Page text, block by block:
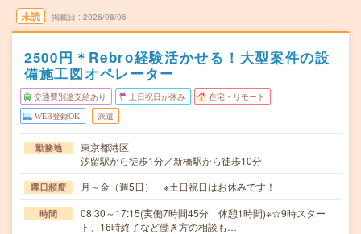
未読 掲載日 2026/08/06
2500円＊Rebro経験活かせる！大型案件の設
備施工図オペレーター
交通費別途支給あり 土日祝日が休み 在宅・リモート
WEB登録OK 派遣
勤務地
東京都港区
汐留駅から徒歩1分／新橋駅から徒歩10分
曜日頻度 月～金（週5日） ※土日祝日はお休みです！
時間
08:30～17:15(実働7時間45分 休憩1時間)※☆9時スター
ト、16時終了など働き方の相談も…